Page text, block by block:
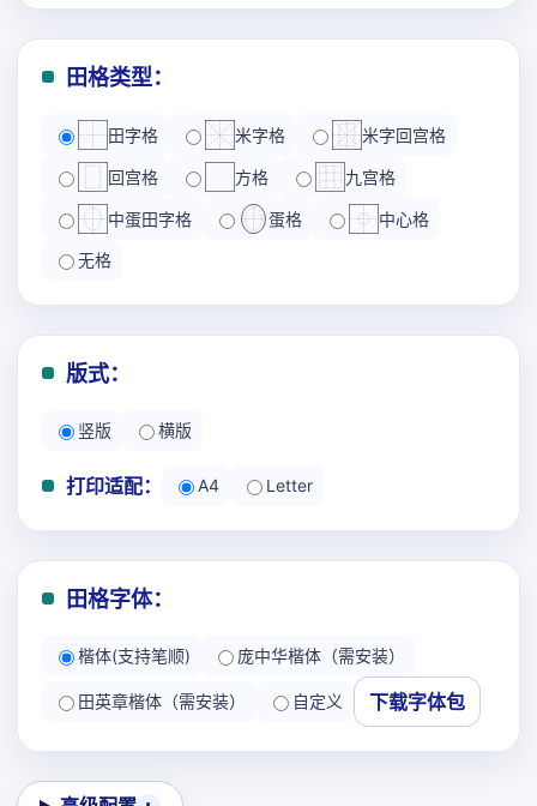
田格类型：
田字格 米字格 米字回宫格
回宫格 方格 九宫格
中蛋田字格 蛋格 中心格
无格
版式：
竖版 横版
打印适配： A4 Letter
田格字体：
楷体(支持笔顺) 庞中华楷体（需安装）
田英章楷体（需安装） 自定义 下载字体包